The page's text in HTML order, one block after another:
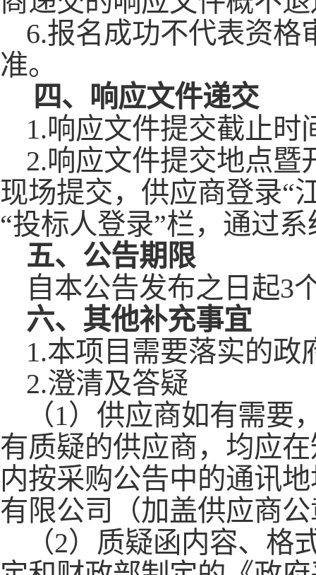
6.报名成功不代表资格
准。
四、 响应文件递交
1.响应文件提交截止时
2.响应文件提交地点暨
现场提交，供应商登录“
“投标人登录”栏，通过
五、 公告期限
自本公告发布之日起3
六、其他补充事宜
1.本项目需要落实的政
2.澄清及答疑
（1）供应商如有需要
有质疑的供应商，均应
内按采购公告中的通讯
有限公司（加盖供应商
（2）质疑函内容、格